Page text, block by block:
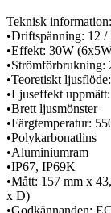
Teknisk information:
•Driftspänning: 12
•Effekt: 30W
•Teoretiskt
•Ljuseffekt
•Brett ljusmönster
•Färgtemperatur:
•Polykarbonatlins
•Aluminiumram
•IP67, IP69K
•Mått: 157 mm x
x D)
•Godkännanden: